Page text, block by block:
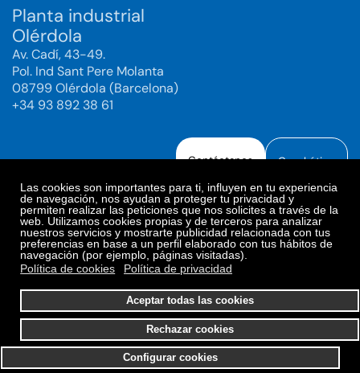
Las cookies son importantes para ti, influyen en tu experiencia
de navegación, nos ayudan a proteger tu privacidad y
permiten realizar las peticiones que nos solicites a través de la
web. Utilizamos cookies propias y de terceros para analizar
nuestros servicios y mostrarte publicidad relacionada con tus
preferencias en base a un perfil elaborado con tus hábitos de
navegación (por ejemplo, páginas visitadas).
Política de cookies
Política de privacidad
Configurar cookies
Aceptar todas las cookies
Rechazar cookies
Planta industrial
Olérdola
Av. Cadí, 43-49.
Pol. Ind Sant Pere Molanta
08799 Olérdola (Barcelona)
+34 93 892 38 61
Contáctanos Canal ético
Aviso legal
Política de Privacidad
Política de Redes Sociales
Política de cookies
Preferencias de cookies
© 2025. Bioiberica S.A.U. Todos los derechos reservados.